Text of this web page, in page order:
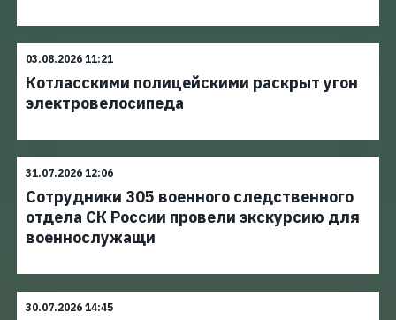
03.08.2026 11:21
Котласскими полицейскими раскрыт угон
электровелосипеда
31.07.2026 12:06
Сотрудники 305 военного следственного
отдела СК России провели экскурсию для
военнослужащи
30.07.2026 14:45